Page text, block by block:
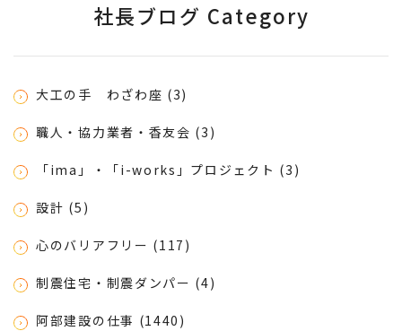
社長ブログ Category
大工の手 わざわ座 (3)
職人・協力業者・香友会 (3)
「ima」・「i-works」プロジェクト (3)
設計 (5)
心のバリアフリー (117)
制震住宅・制震ダンパー (4)
阿部建設の仕事 (1440)